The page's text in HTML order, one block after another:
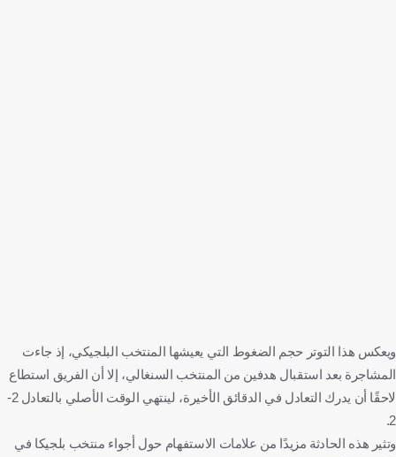
ويعكس هذا التوتر حجم الضغوط التي يعيشها المنتخب البلجيكي، إذ جاءت
المشاجرة بعد استقبال هدفين من المنتخب السنغالي، إلا أن الفريق استطاع
لاحقًا أن يدرك التعادل في الدقائق الأخيرة، لينتهي الوقت الأصلي بالتعادل 2-
2.
وتثير هذه الحادثة مزيدًا من علامات الاستفهام حول أجواء منتخب بلجيكا في